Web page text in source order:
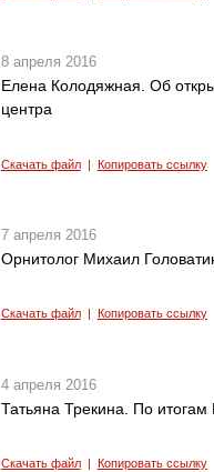
8 апреля 2016
Елена Колодяжная. Об
центра
Скачать файл| Копировать ссылку
7 апреля 2016
Орнитолог Михаил
Скачать файл| Копировать ссылку
4 апреля 2016
Татьяна Трекина. По итогам
Скачать файл| Копировать ссылку